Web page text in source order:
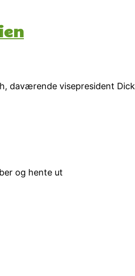
daværende visepresident Dick
og hente ut